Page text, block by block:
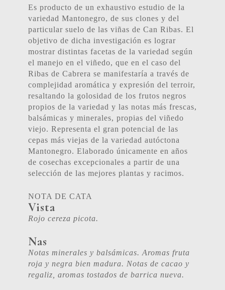
Es producto de un exhaustivo estudio de la
variedad Mantonegro, de sus clones y del
particular suelo de las viñas de Can Ribas. El
objetivo de dicha investigación es lograr
mostrar distintas facetas de la variedad según
el manejo en el viñedo, que en el caso del
Ribas de Cabrera se manifestaría a través de
complejidad aromática y expresión del terroir,
resaltando la golosidad de los frutos negros
propios de la variedad y las notas más frescas,
balsámicas y minerales, propias del viñedo
viejo. Representa el gran potencial de las
cepas más viejas de la variedad autóctona
Mantonegro. Elaborado únicamente en años
de cosechas excepcionales a partir de una
selección de las mejores plantas y racimos.
NOTA DE CATA
Vista
Rojo cereza picota.
Nas
Notas minerales y balsámicas. Aromas fruta
roja y negra bien madura. Notas de cacao y
regaliz, aromas tostados de barrica nueva.